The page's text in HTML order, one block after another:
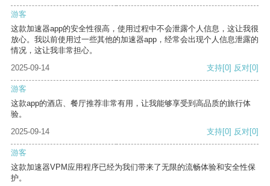
游客
这款加速器app的安全性很高，使用过程中不会泄露个人信息，这让我很
放心。我以前使用过一些其他的加速器app，经常会出现个人信息泄露的
情况，这让我非常担心。
2025-09-14
支持[0] 反对[0]
游客
这款app的酒店、餐厅推荐非常有用，让我能够享受到高品质的旅行体
验。
2025-09-14
支持[0] 反对[0]
游客
这款加速器VPM应用程序已经为我们带来了无限的流畅体验和安全性保
护。